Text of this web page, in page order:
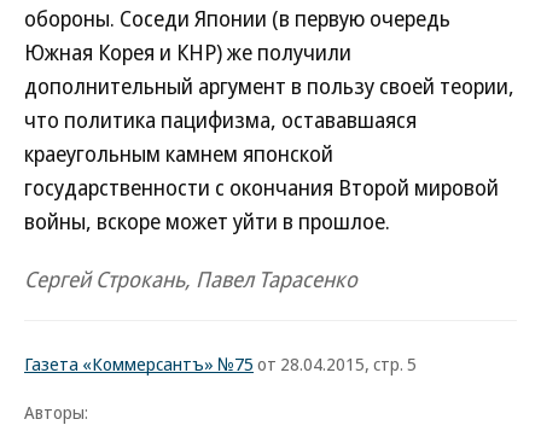
обороны. Соседи Японии (в первую очередь
Южная Корея и КНР) же получили
дополнительный аргумент в пользу своей теории,
что политика пацифизма, остававшаяся
краеугольным камнем японской
государственности с окончания Второй мировой
войны, вскоре может уйти в прошлое.
Сергей Строкань, Павел Тарасенко
Газета «Коммерсантъ» №75 от 28.04.2015, стр. 5
Авторы: